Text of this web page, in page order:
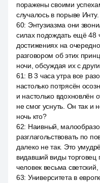
поражены своими
случалось в порыве Инту.
60: Энтузиазма они
силах подождать ещё 48
достижениях на
разговором об этих
ночи, обсуждая их с
61: В 3 часа утра все
настолько потрясён
и настолько вдохновлён
не смог уснуть. Он так и
ночь кто?
62: Наивный,
разглагольствовать по
далеко не так. Это
видавший виды торговец
человек весьма
63: Университета в